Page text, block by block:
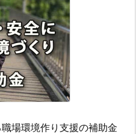
場環境作り支援の補助金